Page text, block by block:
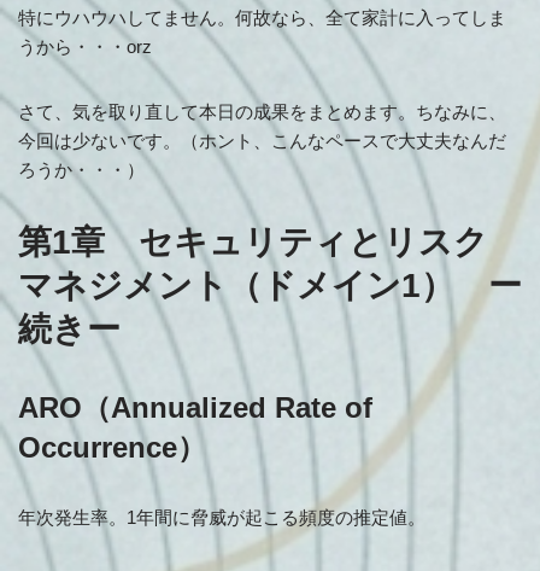
特にウハウハしてません。何故なら、全て家計に入ってしま
うから・・・orz
さて、気を取り直して本日の成果をまとめます。ちなみに、
今回は少ないです。（ホント、こんなペースで大丈夫なんだ
ろうか・・・）
第1章 セキュリティとリスク
マネジメント（ドメイン1） ー
続きー
ARO（Annualized Rate of
Occurrence）
年次発生率。1年間に脅威が起こる頻度の推定値。